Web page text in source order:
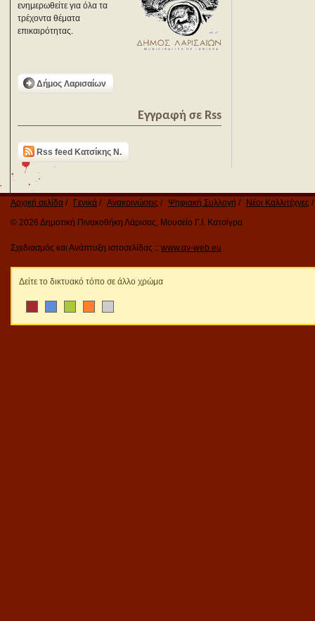
ενημερωθείτε για όλα τα
τρέχοντα θέματα
επικαιρότητας.
Δήμος Λαρισαίων
Εγγραφή σε Rss
Rss feed Κατσίκης Ν.
Αρχική σελίδα Γενικά Ανακοινώσεις Ψηφιακή Συλλογή
Νέοι Καλλιτέχνες
© 2026 Δημοτική Πινακοθήκη Λάρισας, Μουσείο Γ.Ι. Κατσίγρα
Σχεδιασμός και Ανάπτυξη ιστοσελίδας :: www.qv-web.eu
Δείτε το δικτυακό τόπο σε άλλο χρώμα